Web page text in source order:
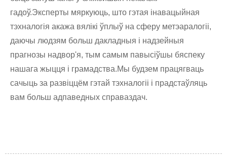
гадоў.Эксперты мяркуюць, што гэтая інавацыйная
тэхналогія акажа вялікі ўплыў на сферу метэаралогіі,
даючы людзям больш дакладныя і надзейныя
прагнозы надвор'я, тым самым павысіўшы бяспеку
нашага жыцця і грамадства.Мы будзем працягваць
сачыць за развіццём гэтай тэхналогіі і прадстаўляць
вам больш адпаведных справаздач.